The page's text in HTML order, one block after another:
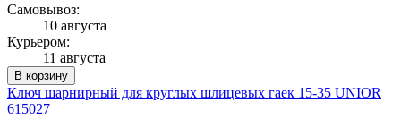
Самовывоз:
10 августа
Курьером:
11 августа
В корзину
Ключ шарнирный для круглых шлицевых гаек 15-35 UNIOR
615027